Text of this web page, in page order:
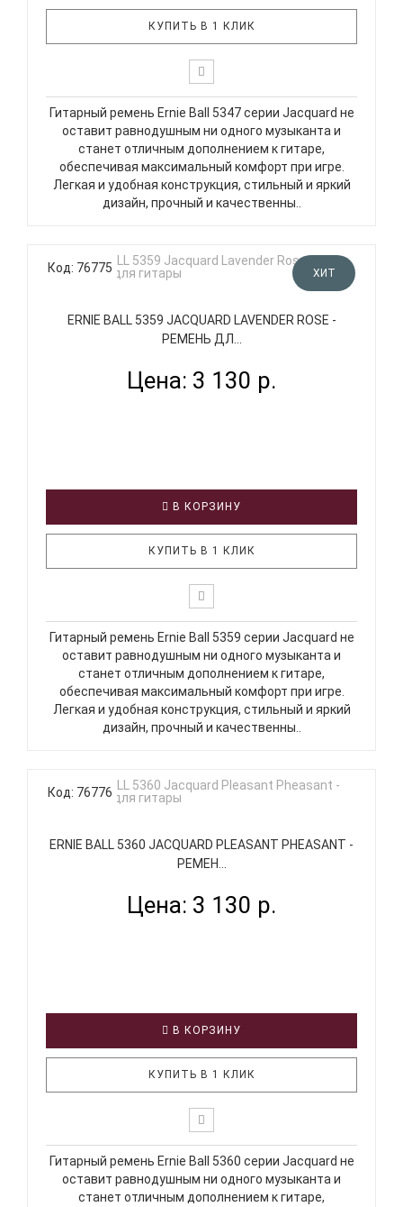
КУПИТЬ В 1 КЛИК
Гитарный ремень Ernie Ball 5347 серии Jacquard не
оставит равнодушным ни одного музыканта и
станет отличным дополнением к гитаре,
обеспечивая максимальный комфорт при игре.
Легкая и удобная конструкция, стильный и яркий
дизайн, прочный и качественны..
Код: 76775 ХИТ
ERNIE BALL 5359 JACQUARD LAVENDER ROSE -
РЕМЕНЬ ДЛ...
Цена: 3 130 р.
В КОРЗИНУ
КУПИТЬ В 1 КЛИК
Гитарный ремень Ernie Ball 5359 серии Jacquard не
оставит равнодушным ни одного музыканта и
станет отличным дополнением к гитаре,
обеспечивая максимальный комфорт при игре.
Легкая и удобная конструкция, стильный и яркий
дизайн, прочный и качественны..
Код: 76776
ERNIE BALL 5360 JACQUARD PLEASANT PHEASANT -
РЕМЕН...
Цена: 3 130 р.
В КОРЗИНУ
КУПИТЬ В 1 КЛИК
Гитарный ремень Ernie Ball 5360 серии Jacquard не
оставит равнодушным ни одного музыканта и
станет отличным дополнением к гитаре,